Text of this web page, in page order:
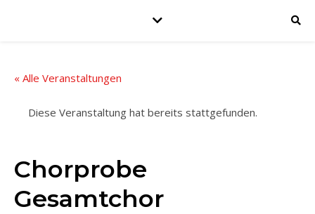
« Alle Veranstaltungen
Diese Veranstaltung hat bereits stattgefunden.
Chorprobe
Gesamtchor